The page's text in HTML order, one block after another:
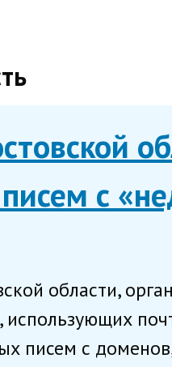
с
области,
использующих
писем с